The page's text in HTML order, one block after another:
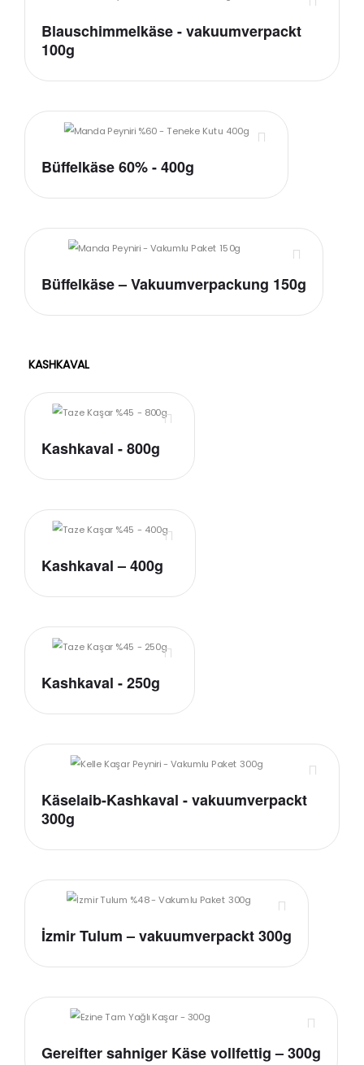
Blauschimmelkäse - vakuumverpackt
100g
Büffelkäse 60% - 400g
Büffelkäse – Vakuumverpackung 150g
KASHKAVAL
Kashkaval - 800g
Kashkaval – 400g
Kashkaval - 250g
Käselaib-Kashkaval - vakuumverpackt
300g
İzmir Tulum – vakuumverpackt 300g
Gereifter sahniger Käse vollfettig – 300g